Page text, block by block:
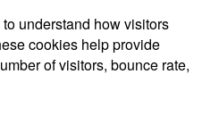
understand how visitors
cookies help provide
of visitors, bounce rate,